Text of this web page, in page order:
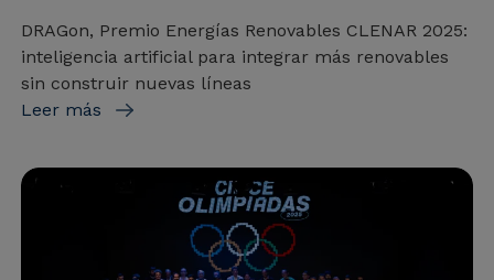
DRAGon, Premio Energías Renovables CLENAR 2025:
inteligencia artificial para integrar más renovables
sin construir nuevas líneas
Leer más